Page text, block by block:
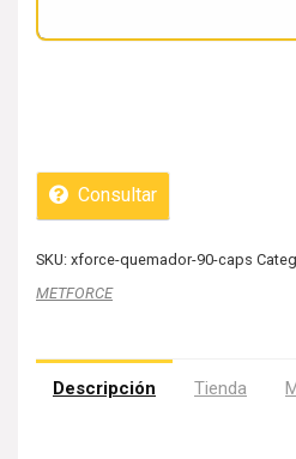
Consultar
SKU: xforce-quemador-90-caps
METFORCE
Descripción Tienda